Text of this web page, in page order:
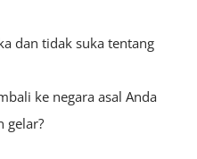
dan tidak suka tentang
ke negara asal Anda
gelar?